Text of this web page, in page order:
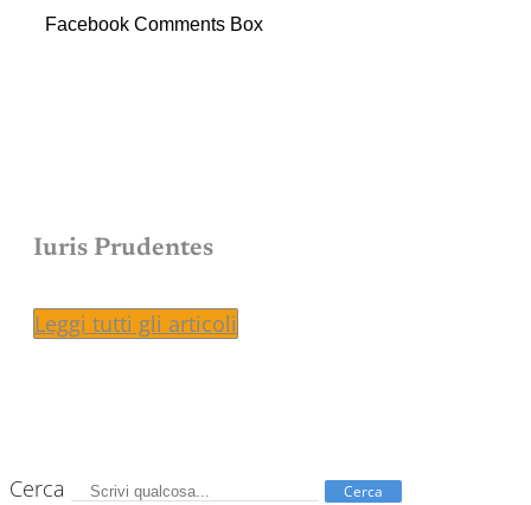
Facebook Comments Box
Iuris Prudentes
Leggi tutti gli articoli
Cerca Cerca